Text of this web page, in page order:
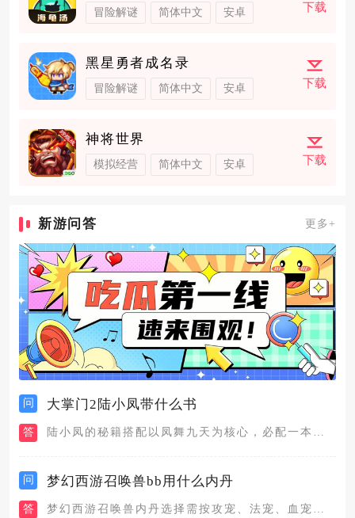
冒险解谜 简体中文 安卓 下载
黑星勇者成名录
冒险解谜 简体中文 安卓 下载
神将世界
模拟经营 简体中文 安卓 下载
新游问答 更多+
问 大掌门2陆小凤带什么书
答
问 梦幻西游召唤兽bb用什么内丹
答